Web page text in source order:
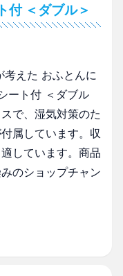
付 ＜ダブル＞
考えた おふとんに
ート付 ＜ダブル
で、湿気対策のた
属しています。収
しています。商品
のショップチャン